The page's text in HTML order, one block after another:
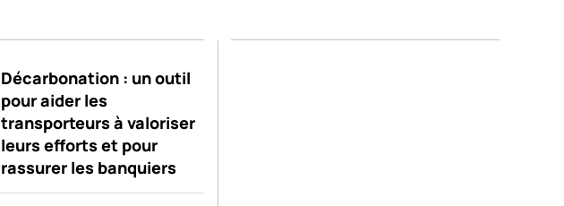
Décarbonation : un outil
pour aider les
transporteurs à valoriser
leurs efforts et pour
rassurer les banquiers